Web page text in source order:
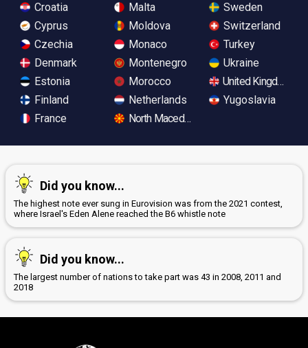
Croatia
Cyprus
Czechia
Denmark
Estonia
Finland
France
Malta
Moldova
Monaco
Montenegro
Morocco
Netherlands
North Macedonia
Sweden
Switzerland
Turkey
Ukraine
United Kingdom
Yugoslavia
Did you know...
The highest note ever sung in Eurovision was from the 2021 contest,
where Israel's Eden Alene reached the B6 whistle note
Did you know...
The largest number of nations to take part was 43 in 2008, 2011 and
2018